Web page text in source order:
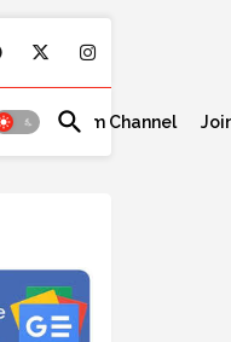
Telegram Channel